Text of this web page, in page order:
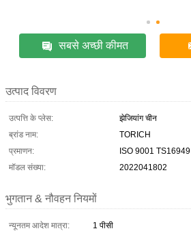
सबसे अच्छी कीमत
उत्पाद विवरण
उत्पत्ति के प्लेस:
झेजियांग चीन
ब्रांड नाम:
TORICH
प्रमाणन:
ISO 9001 TS16949
मॉडल संख्या:
2022041802
भुगतान & नौवहन नियमों
न्यूनतम आदेश मात्रा:
1 पीसी